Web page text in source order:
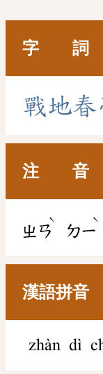
字 詞
戰地春
注 音
ㄓㄢ
ˋ
ㄉㄧ
ˋ
漢語拼音
zhàn dì